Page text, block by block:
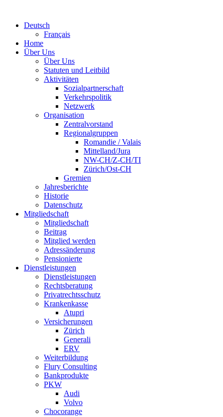
Deutsch
Français
Home
Über Uns
Über Uns
Statuten und Leitbild
Aktivitäten
Sozialpartnerschaft
Verkehrspolitik
Netzwerk
Organisation
Zentralvorstand
Regionalgruppen
Romandie / Valais
Mittelland/Jura
NW-CH/Z-CH/TI
Zürich/Ost-CH
Gremien
Jahresberichte
Historie
Datenschutz
Mitgliedschaft
Mitgliedschaft
Beitrag
Mitglied werden
Adressänderung
Pensionierte
Dienstleistungen
Dienstleistungen
Rechtsberatung
Privatrechtsschutz
Krankenkasse
Atupri
Versicherungen
Zürich
Generali
ERV
Weiterbildung
Flury Consulting
Bankprodukte
PKW
Audi
Volvo
Chocorange